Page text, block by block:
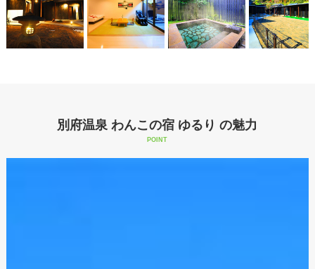
別府温泉 わんこの宿 ゆるり の魅力
POINT